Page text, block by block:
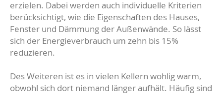
erzielen. Dabei werden auch individuelle Kriterien
berücksichtigt, wie die Eigenschaften des Hauses,
Fenster und Dämmung der Außenwände. So lässt
sich der Energieverbrauch um zehn bis 15%
reduzieren.
Des Weiteren ist es in vielen Kellern wohlig warm,
obwohl sich dort niemand länger aufhält. Häufig sind